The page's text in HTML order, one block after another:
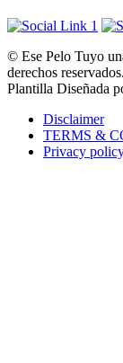
© Ese Pelo Tuyo
derechos
Plantilla Diseñada
Disclaimer
TERMS &
Privacy